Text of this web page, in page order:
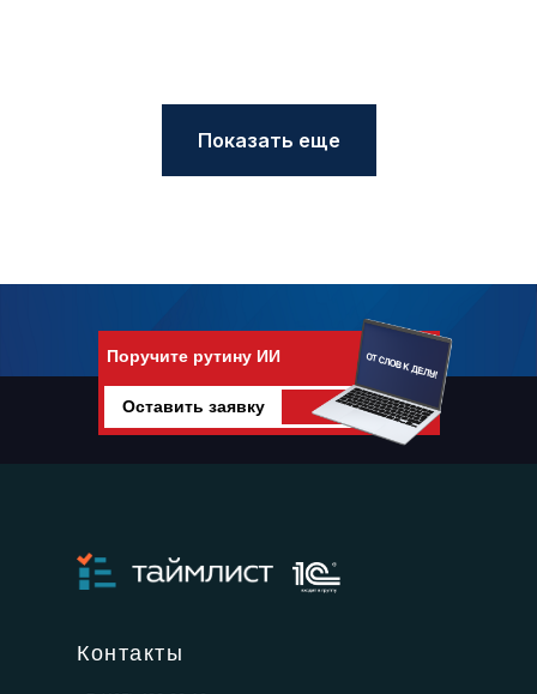
Показать еще
Оставить заявку
Поручите рутину ИИ
Контакты